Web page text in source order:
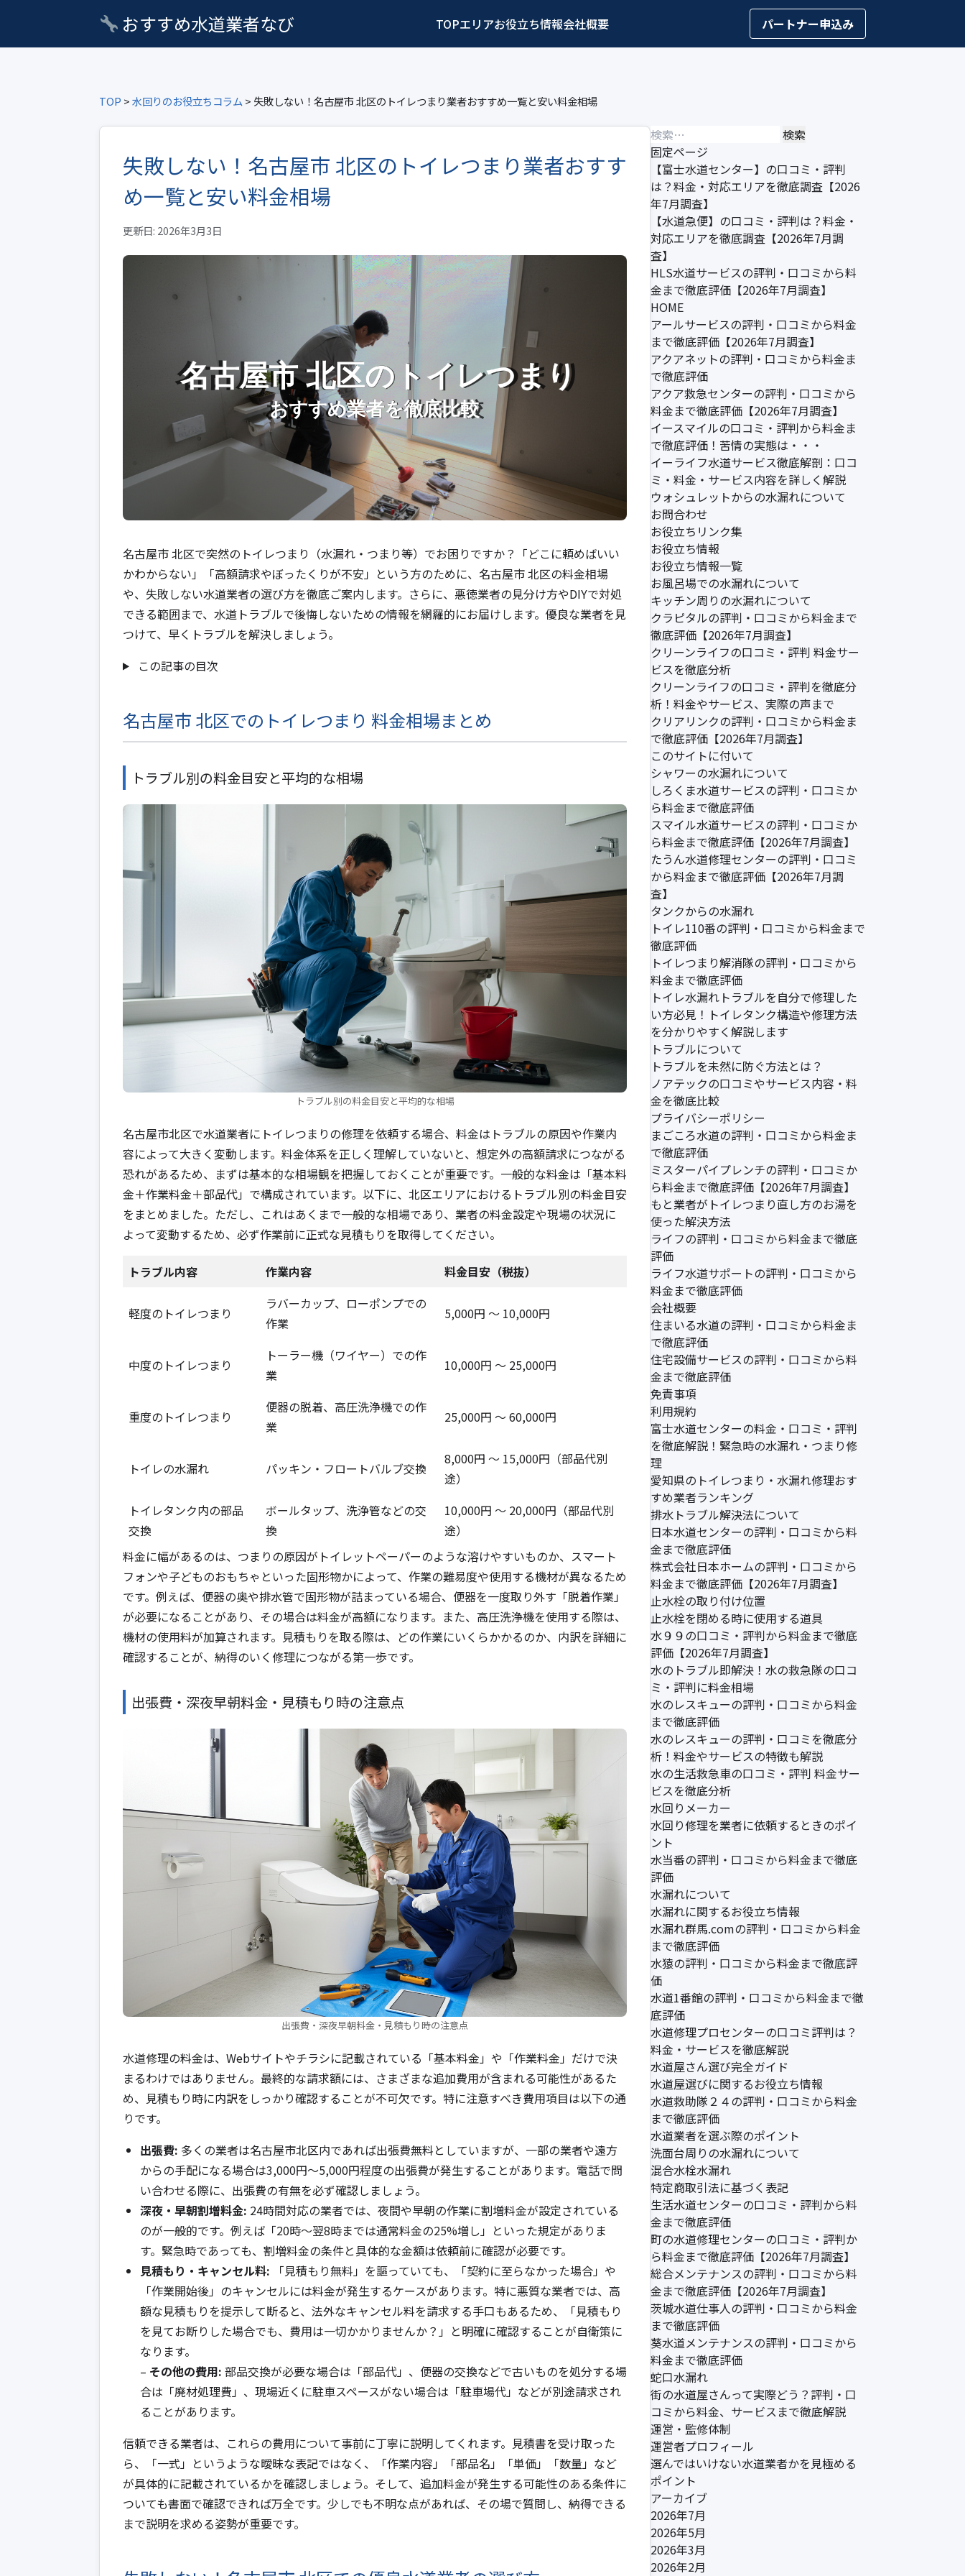
おすすめ水道業者なび TOPエリアお役立ち情報会社概要 パートナー申込み
TOP >水回りのお役立ちコラム > 失敗しない！名古屋市 北区のトイレつまり業者おすすめ一覧と安い料金相場
失敗しない！名古屋市 北区のトイレつまり業者おすす
め一覧と安い料金相場
更新日: 2026年3月3日
名古屋市 北区で突然のトイレつまり（水漏れ・つまり等）でお困りですか？「どこに頼めばいい
かわからない」「高額請求やぼったくりが不安」という方のために、名古屋市 北区の料金相場
や、失敗しない水道業者の選び方を徹底ご案内します。さらに、悪徳業者の見分け方やDIYで対処
できる範囲まで、水道トラブルで後悔しないための情報を網羅的にお届けします。優良な業者を見
つけて、早くトラブルを解決しましょう。
この記事の目次
名古屋市 北区でのトイレつまり 料金相場まとめ
トラブル別の料金目安と平均的な相場
トラブル別の料金目安と平均的な相場
名古屋市北区で水道業者にトイレつまりの修理を依頼する場合、料金はトラブルの原因や作業内
容によって大きく変動します。料金体系を正しく理解していないと、想定外の高額請求につながる
恐れがあるため、まずは基本的な相場観を把握しておくことが重要です。一般的な料金は「基本料
金＋作業料金＋部品代」で構成されています。以下に、北区エリアにおけるトラブル別の料金目安
をまとめました。ただし、これはあくまで一般的な相場であり、業者の料金設定や現場の状況に
よって変動するため、必ず作業前に正式な見積もりを取得してください。
トラブル内容 作業内容 料金目安（税抜）
軽度のトイレつまり
ラバーカップ、ローポンプでの
作業
5,000円 ～ 10,000円
中度のトイレつまり
トーラー機（ワイヤー）での作
業
10,000円 ～ 25,000円
重度のトイレつまり
便器の脱着、高圧洗浄機での作
業
25,000円 ～ 60,000円
トイレの水漏れ パッキン・フロートバルブ交換
8,000円 ～ 15,000円（部品代別
途）
トイレタンク内の部品
交換
ボールタップ、洗浄管などの交
換
10,000円 ～ 20,000円（部品代別
途）
料金に幅があるのは、つまりの原因がトイレットペーパーのような溶けやすいものか、スマート
フォンや子どものおもちゃといった固形物かによって、作業の難易度や使用する機材が異なるため
です。例えば、便器の奥や排水管で固形物が詰まっている場合、便器を一度取り外す「脱着作業」
が必要になることがあり、その場合は料金が高額になります。また、高圧洗浄機を使用する際は、
機材の使用料が加算されます。見積もりを取る際は、どの作業にいくらかかるのか、内訳を詳細に
確認することが、納得のいく修理につながる第一歩です。
出張費・深夜早朝料金・見積もり時の注意点
出張費・深夜早朝料金・見積もり時の注意点
水道修理の料金は、Webサイトやチラシに記載されている「基本料金」や「作業料金」だけで決
まるわけではありません。最終的な請求額には、さまざまな追加費用が含まれる可能性があるた
め、見積もり時に内訳をしっかり確認することが不可欠です。特に注意すべき費用項目は以下の通
りです。
出張費: 多くの業者は名古屋市北区内であれば出張費無料としていますが、一部の業者や遠方
からの手配になる場合は3,000円〜5,000円程度の出張費が発生することがあります。電話で問
い合わせる際に、出張費の有無を必ず確認しましょう。
深夜・早朝割増料金: 24時間対応の業者では、夜間や早朝の作業に割増料金が設定されている
のが一般的です。例えば「20時〜翌8時までは通常料金の25%増し」といった規定がありま
す。緊急時であっても、割増料金の条件と具体的な金額は依頼前に確認が必要です。
見積もり・キャンセル料: 「見積もり無料」を謳っていても、「契約に至らなかった場合」や
「作業開始後」のキャンセルには料金が発生するケースがあります。特に悪質な業者では、高
額な見積もりを提示して断ると、法外なキャンセル料を請求する手口もあるため、「見積もり
を見てお断りした場合でも、費用は一切かかりませんか？」と明確に確認することが自衛策に
なります。
– その他の費用: 部品交換が必要な場合は「部品代」、便器の交換などで古いものを処分する場
合は「廃材処理費」、現場近くに駐車スペースがない場合は「駐車場代」などが別途請求され
ることがあります。
信頼できる業者は、これらの費用について事前に丁寧に説明してくれます。見積書を受け取った
ら、「一式」というような曖昧な表記ではなく、「作業内容」「部品名」「単価」「数量」など
が具体的に記載されているかを確認しましょう。そして、追加料金が発生する可能性のある条件に
ついても書面で確認できれば万全です。少しでも不明な点があれば、その場で質問し、納得できる
まで説明を求める姿勢が重要です。
検
索:
固定ページ
【富士水道センター】の口コミ・評判
は？料金・対応エリアを徹底調査【2026
年7月調査】
【水道急便】の口コミ・評判は？料金・
対応エリアを徹底調査【2026年7月調
査】
HLS水道サービスの評判・口コミから料
金まで徹底評価【2026年7月調査】
HOME
アールサービスの評判・口コミから料金
まで徹底評価【2026年7月調査】
アクアネットの評判・口コミから料金ま
で徹底評価
アクア救急センターの評判・口コミから
料金まで徹底評価【2026年7月調査】
イースマイルの口コミ・評判から料金ま
で徹底評価！苦情の実態は・・・
イーライフ水道サービス徹底解剖：口コ
ミ・料金・サービス内容を詳しく解説
ウォシュレットからの水漏れについて
お問合わせ
お役立ちリンク集
お役立ち情報
お役立ち情報一覧
お風呂場での水漏れについて
キッチン周りの水漏れについて
クラピタルの評判・口コミから料金まで
徹底評価【2026年7月調査】
クリーンライフの口コミ・評判 料金サー
ビスを徹底分析
クリーンライフの口コミ・評判を徹底分
析！料金やサービス、実際の声まで
クリアリンクの評判・口コミから料金ま
で徹底評価【2026年7月調査】
このサイトに付いて
シャワーの水漏れについて
しろくま水道サービスの評判・口コミか
ら料金まで徹底評価
スマイル水道サービスの評判・口コミか
ら料金まで徹底評価【2026年7月調査】
たうん水道修理センターの評判・口コミ
から料金まで徹底評価【2026年7月調
査】
タンクからの水漏れ
トイレ110番の評判・口コミから料金まで
徹底評価
トイレつまり解消隊の評判・口コミから
料金まで徹底評価
トイレ水漏れトラブルを自分で修理した
い方必見！トイレタンク構造や修理方法
を分かりやすく解説します
トラブルについて
トラブルを未然に防ぐ方法とは？
ノアテックの口コミやサービス内容・料
金を徹底比較
プライバシーポリシー
まごころ水道の評判・口コミから料金ま
で徹底評価
ミスターパイプレンチの評判・口コミか
ら料金まで徹底評価【2026年7月調査】
もと業者がトイレつまり直し方のお湯を
使った解決方法
ライフの評判・口コミから料金まで徹底
評価
ライフ水道サポートの評判・口コミから
料金まで徹底評価
会社概要
住まいる水道の評判・口コミから料金ま
で徹底評価
住宅設備サービスの評判・口コミから料
金まで徹底評価
免責事項
利用規約
富士水道センターの料金・口コミ・評判
を徹底解説！緊急時の水漏れ・つまり修
理
愛知県のトイレつまり・水漏れ修理おす
すめ業者ランキング
排水トラブル解決法について
日本水道センターの評判・口コミから料
金まで徹底評価
株式会社日本ホームの評判・口コミから
料金まで徹底評価【2026年7月調査】
止水栓の取り付け位置
止水栓を閉める時に使用する道具
水９９の口コミ・評判から料金まで徹底
評価【2026年7月調査】
水のトラブル即解決！水の救急隊の口コ
ミ・評判に料金相場
水のレスキューの評判・口コミから料金
まで徹底評価
水のレスキューの評判・口コミを徹底分
析！料金やサービスの特徴も解説
水の生活救急車の口コミ・評判 料金サー
ビスを徹底分析
水回りメーカー
水回り修理を業者に依頼するときのポイ
ント
水当番の評判・口コミから料金まで徹底
評価
水漏れについて
水漏れに関するお役立ち情報
水漏れ群馬.comの評判・口コミから料金
まで徹底評価
水猿の評判・口コミから料金まで徹底評
価
水道1番館の評判・口コミから料金まで徹
底評価
水道修理プロセンターの口コミ評判は？
料金・サービスを徹底解説
水道屋さん選び完全ガイド
水道屋選びに関するお役立ち情報
水道救助隊２４の評判・口コミから料金
まで徹底評価
水道業者を選ぶ際のポイント
洗面台周りの水漏れについて
混合水栓水漏れ
特定商取引法に基づく表記
生活水道センターの口コミ・評判から料
金まで徹底評価
町の水道修理センターの口コミ・評判か
ら料金まで徹底評価【2026年7月調査】
総合メンテナンスの評判・口コミから料
金まで徹底評価【2026年7月調査】
茨城水道仕事人の評判・口コミから料金
まで徹底評価
葵水道メンテナンスの評判・口コミから
料金まで徹底評価
蛇口水漏れ
街の水道屋さんって実際どう？評判・口
コミから料金、サービスまで徹底解説
運営・監修体制
運営者プロフィール
選んではいけない水道業者かを見極める
ポイント
アーカイブ
2026年7月
2026年5月
2026年3月
2026年2月